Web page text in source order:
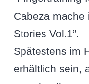
Cabeza mache
Stories Vol.1”.
Spätestens im
erhältlich sein,